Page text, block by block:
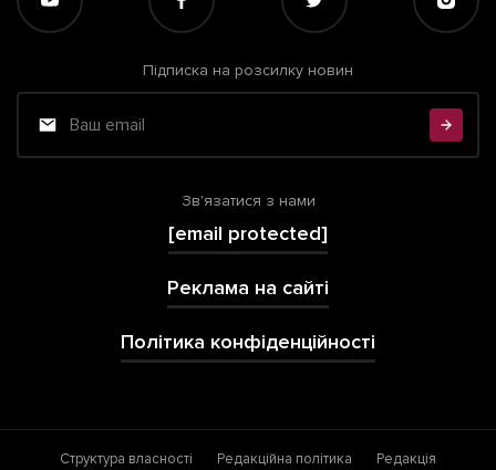
Підписка на розсилку новин
Зв'язатися з нами
[email protected]
Реклама на сайті
Політика конфіденційності
Структура власності Редакційна політика Редакція